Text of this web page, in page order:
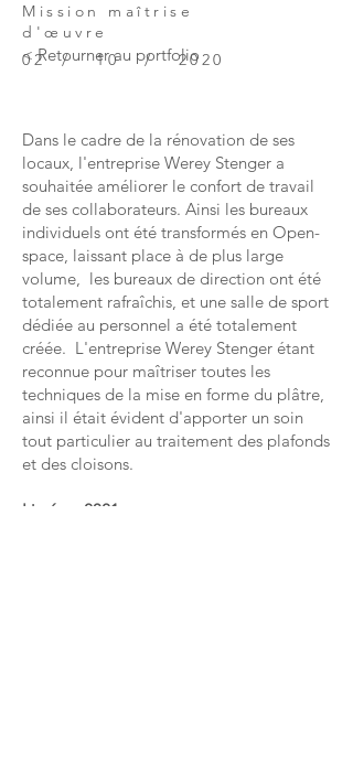
Mission maîtrise
d' œuvre
02 / 10 / 2020
< Retourner au portfolio
Dans le cadre de la rénovation de ses
locaux, l'entreprise Werey Stenger a
souhaitée améliorer le confort de travail
de ses collaborateurs. Ainsi les bureaux
individuels ont été transformés en Open-
space, laissant place à de plus large
volume, les bureaux de direction ont été
totalement rafraîchis, et une salle de sport
dédiée au personnel a été totalement
créée. L'entreprise Werey Stenger étant
reconnue pour maîtriser toutes les
techniques de la mise en forme du plâtre,
ainsi il était évident d'apporter un soin
tout particulier au traitement des plafonds
et des cloisons.
Livré en 2021